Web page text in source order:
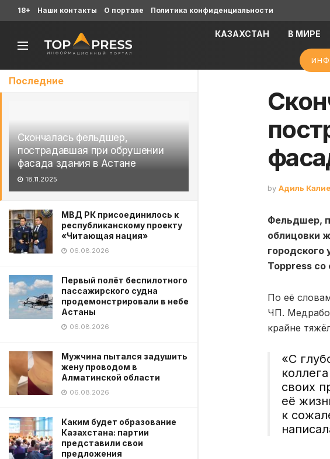
Последние
Скончалась фельдшер,
пострадавшая при обрушении
фасада здания в Астане
18.11.2025
МВД РК присоединилось к
республиканскому проекту
«Читающая нация»
06.08.2026
Первый полёт беспилотного
пассажирского судна
продемонстрировали в небе
Астаны
06.08.2026
Мужчина пытался задушить
жену проводом в
Алматинской области
06.08.2026
Каким будет образование
Казахстана: партии
представили свои
предложения
18+ Наши контакты О портале Политика конфиденциальности
КАЗАХСТАН В МИРЕ
by Адиль
Фельдшер,
облицовки
городского
Toppress со
По её
ЧП.
крайне
«С
своих
её
к